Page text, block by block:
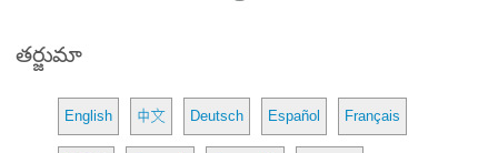
తర్జుమా
English 中文 Deutsch Español Français